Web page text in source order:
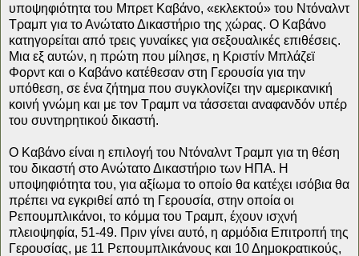
υποψηφιότητα του Μπρετ Καβάνο, «εκλεκτού» του Ντόναλντ
Τραμπ για το Ανώτατο Δικαστήριο της χώρας. Ο Καβάνο
κατηγορείται από τρεις γυναίκες για σεξουαλικές επιθέσεις.
Μια εξ αυτών, η πρώτη που μίλησε, η Κριστίν Μπλάζεϊ
Φορντ και ο Καβάνο κατέθεσαν στη Γερουσία για την
υπόθεση, σε ένα ζήτημα που συγκλονίζει την αμερικανική
κοινή γνώμη και με τον Τραμπ να τάσσεται αναφανδόν υπέρ
του συντηρητικού δικαστή.
Ο Καβάνο είναι η επιλογή του Ντόναλντ Τραμπ για τη θέση
του δικαστή στο Ανώτατο Δικαστήριο των ΗΠΑ. Η
υποψηφιότητα του, για αξίωμα το οποίο θα κατέχει ισόβια θα
πρέπει να εγκριθεί από τη Γερουσία, στην οποία οι
Ρεπουμπλικάνοι, το κόμμα του Τραμπ, έχουν ισχνή
πλειοψηφία, 51-49. Πριν γίνει αυτό, η αρμόδια Επιτροπή της
Γερουσίας, με 11 Ρεπουμπλικάνους και 10 Δημοκρατικούς,